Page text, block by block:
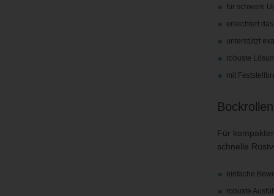
für schwere
erleichtert
unterstützt
robuste
mit
Für
schnelle
einfache
robuste